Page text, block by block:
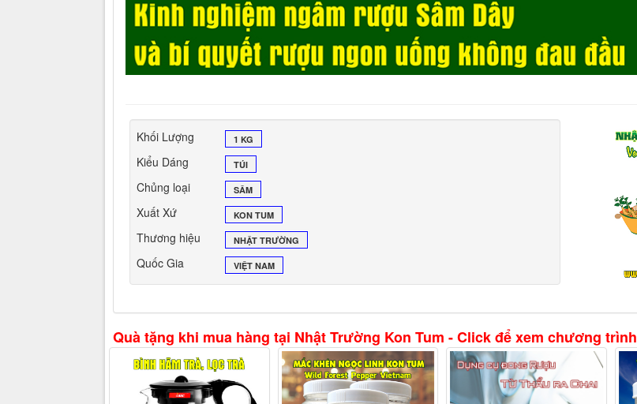
Khối Lượng 1 KG
Kiểu Dáng TÚI
Chủng loại SÂM
Xuất Xứ KON TUM
Thương hiệu NHẬT TRƯỜNG
Quốc Gia VIỆT NAM
Quà tặng khi mua hàng tại Nhật Trường Kon Tum - Click để xem chương trình